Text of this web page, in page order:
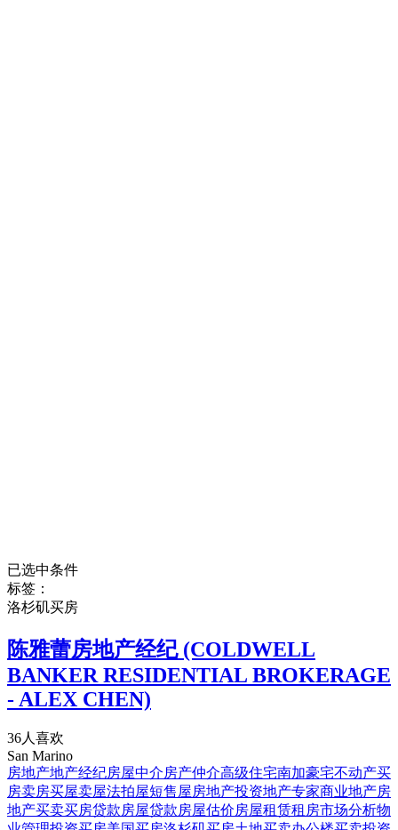
已选中条件
标签：
洛杉矶买房
陈雅蕾房地产经纪 (COLDWELL
BANKER RESIDENTIAL BROKERAGE
- ALEX CHEN)
36人喜欢
San Marino
房地产地产经纪房屋中介房产仲介高级住宅南加豪宅不动产买
房卖房买屋卖屋法拍屋短售屋房地产投资地产专家商业地产房
地产买卖买房贷款房屋贷款房屋估价房屋租赁租房市场分析物